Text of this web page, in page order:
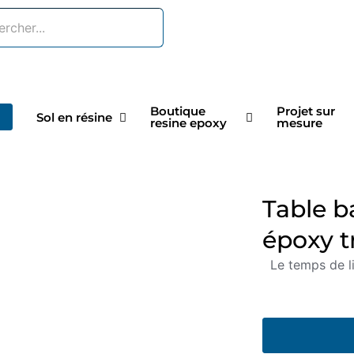
Sol en résine Boutique
resine epoxy
Projet sur
mesure
Table
époxy
Le temps de